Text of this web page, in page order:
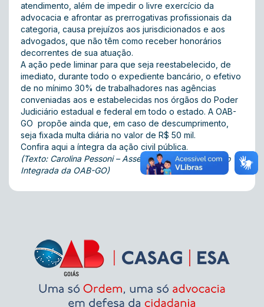
atendimento, além de impedir o livre exercício da
advocacia e afrontar as prerrogativas profissionais da
categoria, causa prejuízos aos jurisdicionados e aos
advogados, que não têm como receber honorários
decorrentes de sua atuação.
A ação pede liminar para que seja reestabelecido, de
imediato, durante todo o expediente bancário, o efetivo
de no mínimo 30% de trabalhadores nas agências
conveniadas aos e estabelecidas nos órgãos do Poder
Judiciário estadual e federal em todo o estado. A OAB-
GO propõe ainda que, em caso de descumprimento,
seja fixada multa diária no valor de R$ 50 mil.
Confira aqui a íntegra da ação civil pública.
(Texto: Carolina Pessoni – Assessoria de Comunicação
Integrada da OAB-GO)